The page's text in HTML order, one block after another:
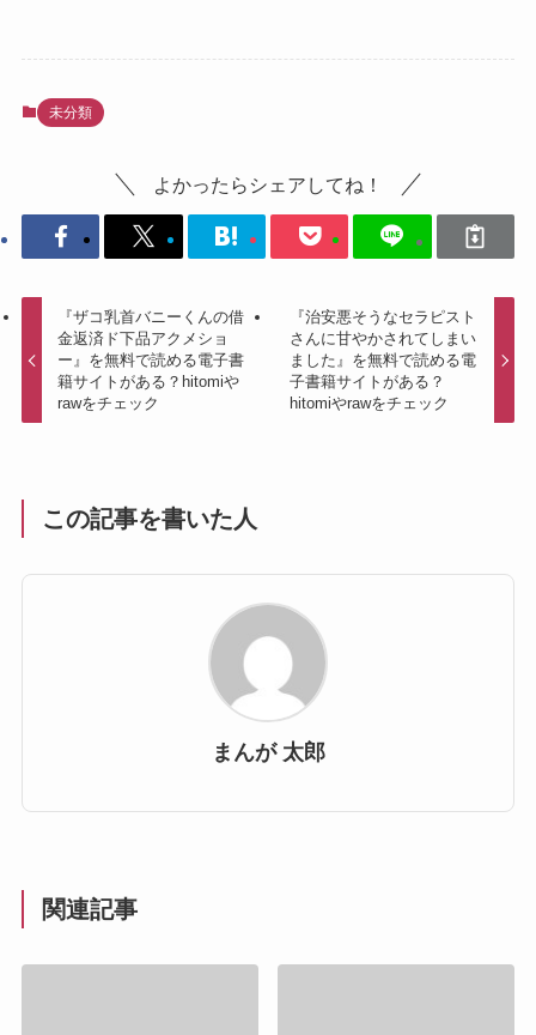
未分類
よかったらシェアしてね！
『ザコ乳首バニーくんの借
金返済ド下品アクメショ
ー』を無料で読める電子書
籍サイトがある？hitomiや
rawをチェック
『治安悪そうなセラピスト
さんに甘やかされてしまい
ました』を無料で読める電
子書籍サイトがある？
hitomiやrawをチェック
この記事を書いた人
まんが 太郎
関連記事